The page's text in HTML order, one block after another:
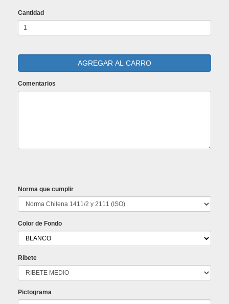
Cantidad
Comentarios
Norma que cumplir
Color de Fondo
Ribete
Pictograma